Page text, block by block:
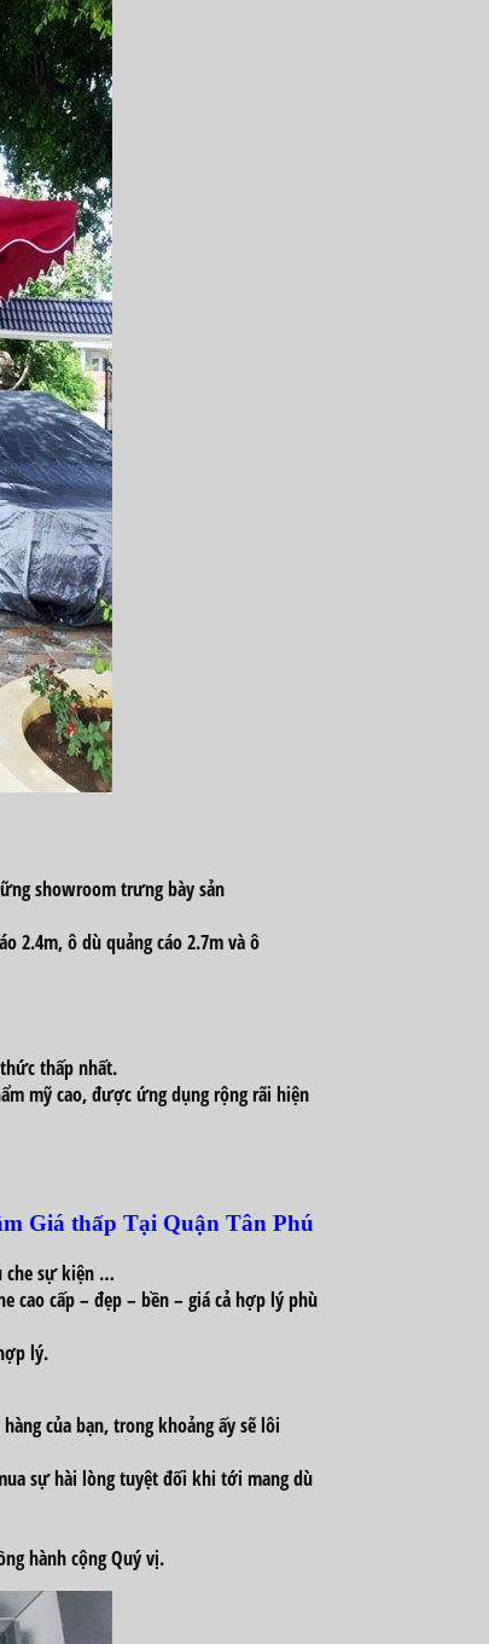
showroom trưng bày sản
2.4m, ô dùquảng cáo 2.7m và ô
thấp nhất.
mỹ cao, đượcứng dụngrộng rãi hiện
Giá thấp Tại Quận Tân Phú
che sự kiện …
cao cấp – đẹp – bền – giá cả hợp lý phù
lý.
hàngcủa bạn,trong khoảngấysẽ lôi
sựhài lòngtuyệt đối khi tới mangdù
hànhcộngQuý vị.